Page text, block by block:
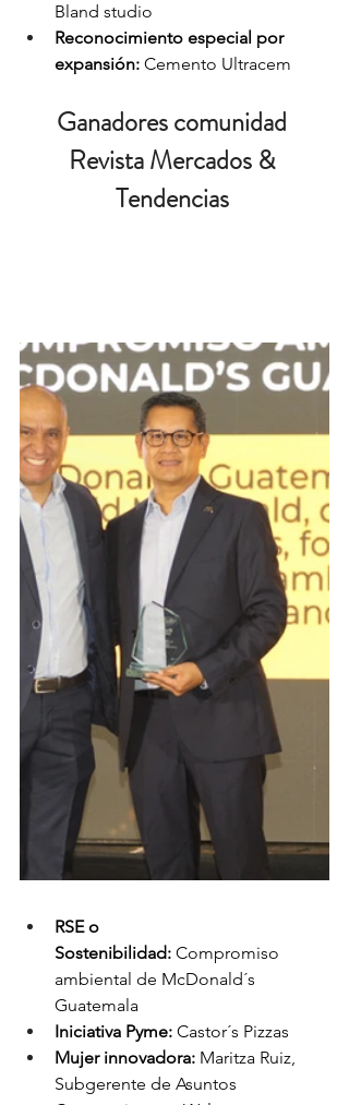
Bland studio
Reconocimiento especial por
expansión: Cemento Ultracem
Ganadores comunidad
Revista Mercados &
Tendencias
RSE o
Sostenibilidad: Compromiso
ambiental de McDonald´s
Guatemala
Iniciativa Pyme: Castor´s Pizzas
Mujer innovadora: Maritza Ruiz,
Subgerente de Asuntos